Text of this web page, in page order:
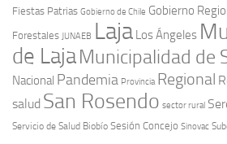
Fiestas Patrias Gobierno de Chile Gobierno
Forestales JUNAEB Laja Los Ángeles
de LajaMunicipalidad de
Nacional Pandemia Provincia Regional
salud San Rosendo sector rural
Servicio de Salud Biobío Sesión Concejo Sinovac